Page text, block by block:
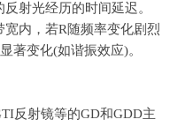
射光经历的时间延迟。
宽内，若R随频率变化剧烈
著变化(如谐振效应)。
反射镜等的GD和GDD主